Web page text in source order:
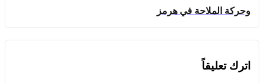
وحركة الملاحة في هرمز
اترك تعليقاً